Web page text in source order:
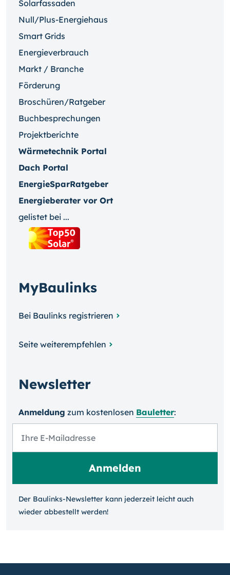
Solarfassaden
Null/Plus-Energiehaus
Smart Grids
Energieverbrauch
Markt / Branche
Förderung
Broschüren/Ratgeber
Buchbesprechungen
Projektberichte
Wärmetechnik Portal
Dach Portal
EnergieSparRatgeber
Energieberater vor Ort
gelistet bei ...
MyBaulinks
Bei Baulinks registrieren
Seite weiterempfehlen
Newsletter
Anmeldung zum kosten­losen Bauletter:
Der Baulinks-Newsletter kann jeder­zeit leicht auch
wieder ab­bestellt werden!